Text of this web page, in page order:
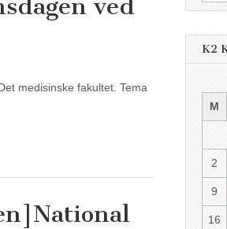
ved
medisinske fakultet. Tema
K2
M
2
9
16